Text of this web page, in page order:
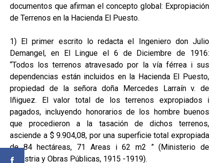
documentos que afirman el concepto global: Expropiación
de Terrenos en la Hacienda El Puesto.
1) El primer escrito lo redacta el Ingeniero don Julio
Demangel, en El Lingue el 6 de Diciembre de 1916:
“Todos los terrenos atravesado por la vía férrea i sus
dependencias están incluidos en la Hacienda El Puesto,
propiedad de la señora doña Mercedes Larraín v. de
Iñiguez. El valor total de los terrenos expropiados i
pagados, incluyendo honorarios de los hombre buenos
que procedieron a la tasación de dichos terrenos,
asciende a $ 9.904,08, por una superficie total expropiada
de 84 hectáreas, 71 Areas i 62 m2 ” (Ministerio de
Industria y Obras Públicas, 1915 -1919).